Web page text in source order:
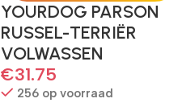
YOURDOG PARSON
RUSSEL-TERRIËR
VOLWASSEN
€31.75
256 op voorraad